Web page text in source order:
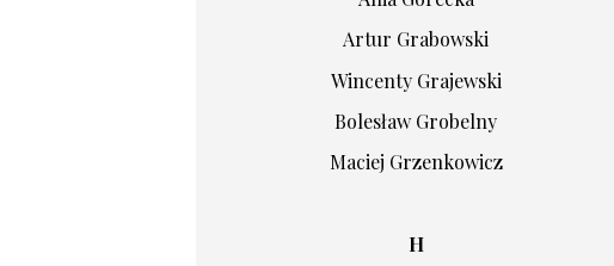
Artur Grabowski
Wincenty Grajewski
Bolesław Grobelny
Maciej Grzenkowicz
H